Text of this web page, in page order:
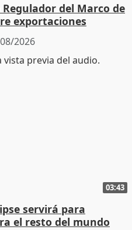
del Marco de
exportaciones
2026
03:43
servirá para
el resto del mundo